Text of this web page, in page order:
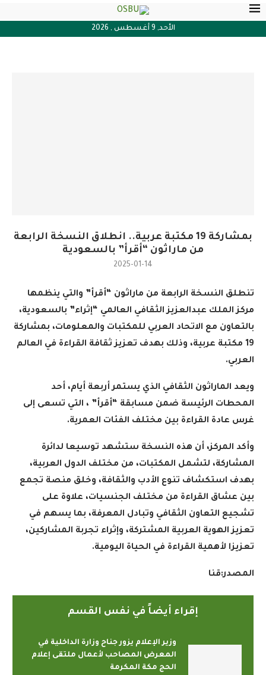
الأحد, 9 أغسطس , 2026
بمشاركة 19 مكتبة عربية.. انطلاق النسخة الرابعة
من ماراثون “أقرأ” بالسعودية
2025-01-14
تنطلق النسخة الرابعة من ماراثون “أقرأ” والتي ينظمها
مركز الملك عبدالعزيز الثقافي العالمي “إثراء” بالسعودية،
بالتعاون مع الاتحاد العربي للمكتبات والمعلومات، بمشاركة
19 مكتبة عربية، وذلك بهدف تعزيز ثقافة القراءة في العالم
العربي.
ويعد الماراثون الثقافي الذي يستمر أربعة أيام، أحد
المحطات الرئيسة ضمن مسابقة “أقرأ” ، التي تسعى إلى
غرس عادة القراءة بين مختلف الفئات العمرية.
وأكد المركز، أن هذه النسخة ستشهد توسيعا لدائرة
المشاركة، لتشمل المكتبات، من مختلف الدول العربية،
بهدف استكشاف تنوع الأدب والثقافة، وخلق منصة تجمع
بين عشاق القراءة من مختلف الجنسيات، علاوة على
تشجيع التعاون الثقافي وتبادل المعرفة، بما يسهم في
تعزيز الهوية العربية المشتركة، وإثراء تجربة المشاركين،
تعزيزا لأهمية القراءة في الحياة اليومية.
المصدر:قنا
إقراء أيضاً في نفس القسم
وزير الإعلام يزور جناح وزارة الداخلية في
المعرض المصاحب لأعمال ملتقى إعلام
الحج مكة المكرمة